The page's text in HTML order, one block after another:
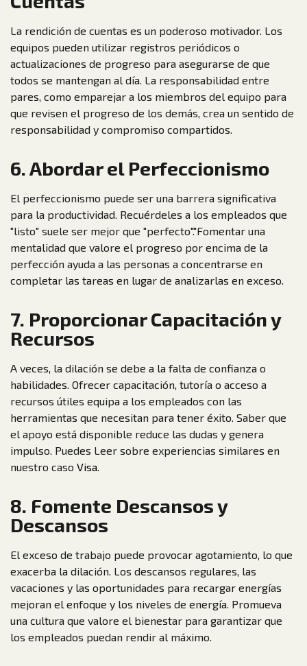
La rendición de cuentas es un poderoso motivador. Los
equipos pueden utilizar registros periódicos o
actualizaciones de progreso para asegurarse de que
todos se mantengan al día. La responsabilidad entre
pares, como emparejar a los miembros del equipo para
que revisen el progreso de los demás, crea un sentido de
responsabilidad y compromiso compartidos.
6. Abordar el Perfeccionismo
El perfeccionismo puede ser una barrera significativa
para la productividad. Recuérdeles a los empleados que
"listo" suele ser mejor que "perfecto"."Fomentar una
mentalidad que valore el progreso por encima de la
perfección ayuda a las personas a concentrarse en
completar las tareas en lugar de analizarlas en exceso.
7. Proporcionar Capacitación y
Recursos
A veces, la dilación se debe a la falta de confianza o
habilidades. Ofrecer capacitación, tutoría o acceso a
recursos útiles equipa a los empleados con las
herramientas que necesitan para tener éxito. Saber que
el apoyo está disponible reduce las dudas y genera
impulso. Puedes Leer sobre experiencias similares en
nuestro caso Visa.
8. Fomente Descansos y
Descansos
El exceso de trabajo puede provocar agotamiento, lo que
exacerba la dilación. Los descansos regulares, las
vacaciones y las oportunidades para recargar energías
mejoran el enfoque y los niveles de energía. Promueva
una cultura que valore el bienestar para garantizar que
los empleados puedan rendir al máximo.